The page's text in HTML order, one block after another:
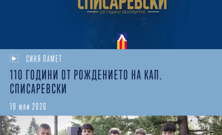
СИНЯ ПАМЕТ
110 ГОДИНИ ОТ РОЖДЕНИЕТО НА КАП.
СПИСАРЕВСКИ
19 юли 2026